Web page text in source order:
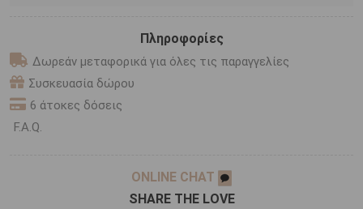
Πληροφορίες
Δωρεάν μεταφορικά για όλες τις παραγγελίες
Συσκευασία δώρου
6 άτοκες δόσεις
F.A.Q.
ONLINE CHAT
SHARE THE LOVE